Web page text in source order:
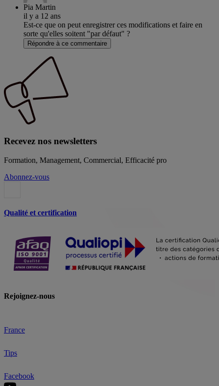
Pia Martin
il y a 12 ans
Est-ce que on peut enregistrer ces modifications et faire en
sorte qu'elles soitent "par défaut" ?
Répondre à ce commentaire
Recevez nos newsletters
Formation, Management, Commercial, Efficacité pro
Abonnez-vous
Qualité et certification
Rejoignez-nous
France
Tips
Facebook